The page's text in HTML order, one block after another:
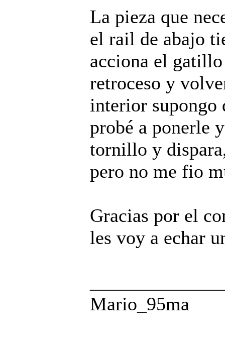
La pieza que
el rail de abajo
acciona el
retroceso y
interior supongo
probé a ponerle
tornillo y
pero no me fio
Gracias por el
les voy a echar
Mario_95ma